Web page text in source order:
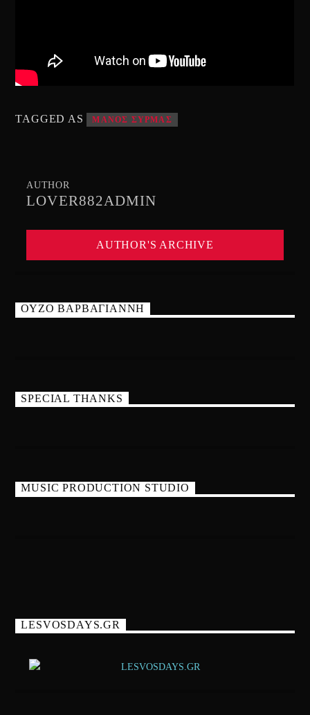
TAGGED AS ΜΑΝΟΣ ΣΥΡΜΑΣ
AUTHOR
LOVER882ADMIN
AUTHOR'S ARCHIVE
ΟΥΖΟ ΒΑΡΒΑΓΙΑΝΝΗ
SPECIAL THANKS
MUSIC PRODUCTION STUDIO
LESVOSDAYS.GR